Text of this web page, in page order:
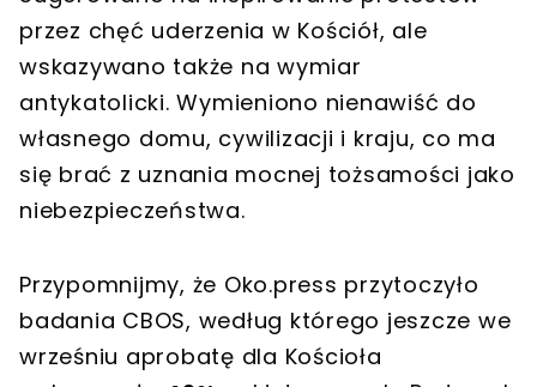
przez chęć uderzenia w Kościół, ale
wskazywano także na wymiar
antykatolicki. Wymieniono nienawiść do
własnego domu, cywilizacji i kraju, co ma
się brać z uznania mocnej tożsamości jako
niebezpieczeństwa.
Przypomnijmy, że Oko.press przytoczyło
badania CBOS, według którego jeszcze we
wrześniu aprobatę dla Kościoła